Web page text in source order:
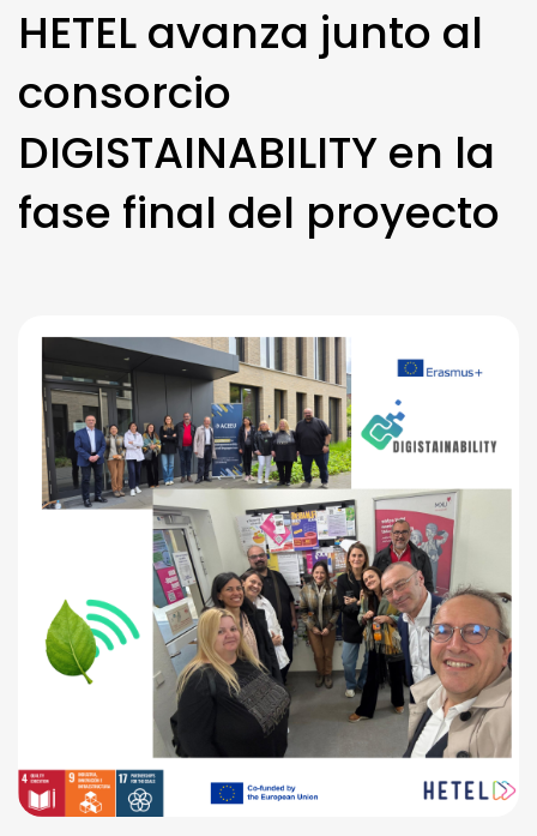
HETEL avanza junto al
consorcio
DIGISTAINABILITY en la
fase final del proyecto